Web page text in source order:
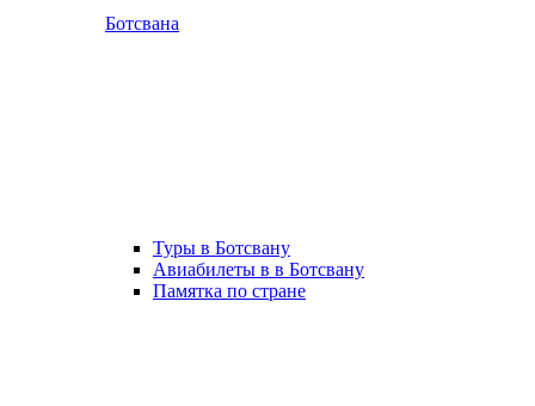
Ботсвана
Туры в Ботсвану
Авиабилеты в в Ботсвану
Памятка по стране